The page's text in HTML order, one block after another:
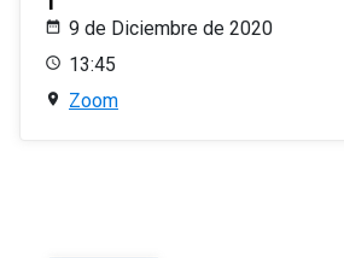
9 de Diciembre de 2020
13:45
Zoom